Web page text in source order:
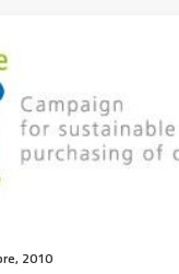
2010